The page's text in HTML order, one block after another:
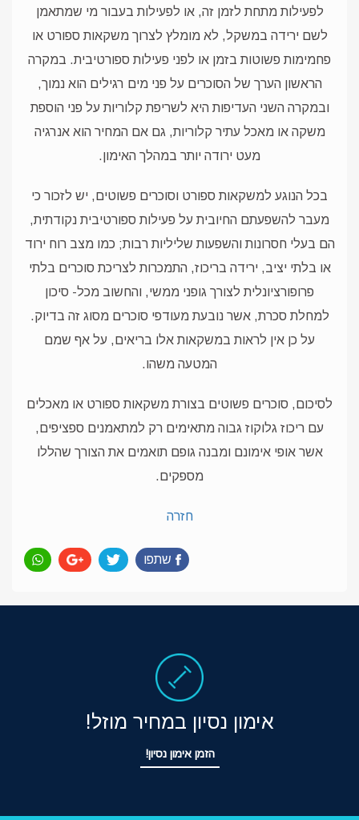
לפעילות מתחת לזמן זה, או לפעילות בעבור מי שמתאמן
לשם ירידה במשקל, לא מומלץ לצרוך משקאות ספורט או
פחמימות פשוטות בזמן או לפני פעילות ספורטיבית. במקרה
הראשון הערך של הסוכרים על פני מים רגילים הוא נמוך,
ובמקרה השני העדיפות היא לשריפת קלוריות על פני הוספת
משקה או מאכל עתיר קלוריות, גם אם המחיר הוא אנרגיה
מעט ירודה יותר במהלך האימון.
בכל הנוגע למשקאות ספורט וסוכרים פשוטים, יש לזכור כי
מעבר להשפעתם החיובית על פעילות ספורטיבית נקודתית,
הם בעלי חסרונות והשפעות שליליות רבות; כמו מצב רוח ירוד
או בלתי יציב, ירידה בריכוז, התמכרות לצריכת סוכרים בלתי
פרופורציונלית לצורך גופני ממשי, והחשוב מכל- סיכון
למחלת סכרת, אשר נובעת מעודפי סוכרים מסוג זה בדיוק.
על כן אין לראות במשקאות אלו בריאים, על אף שמם
המטעה משהו.
לסיכום, סוכרים פשוטים בצורת משקאות ספורט או מאכלים
עם ריכוז גלוקוז גבוה מתאימים רק למתאמנים ספציפים,
אשר אופי אימונם ומבנה גופם תואמים את הצורך שהללו
מספקים.
חזרה
שתפו
אימון נסיון במחיר מוזל!
הזמן אימון נסיון!